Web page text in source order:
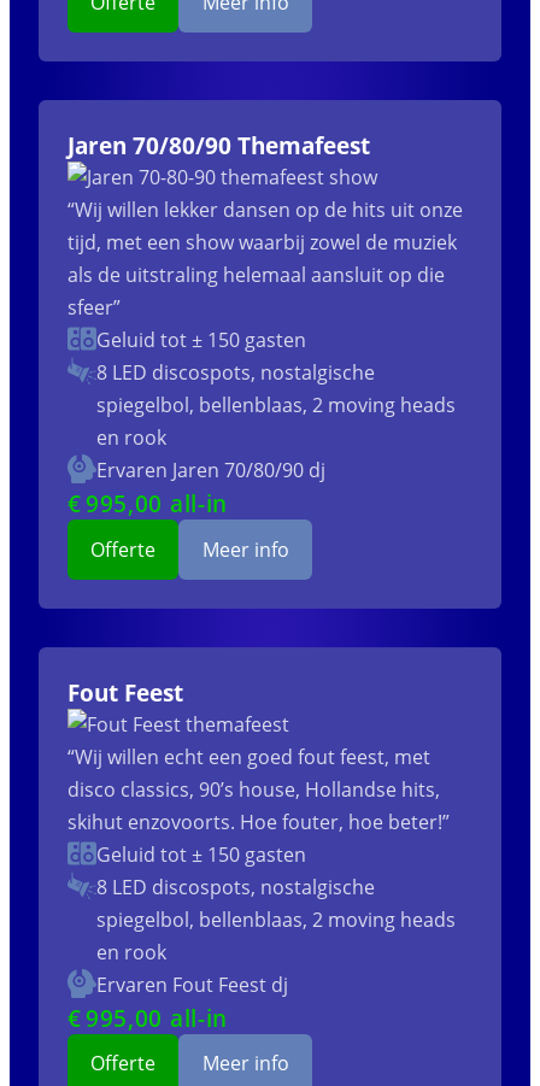
Jaren 70/80/90 Themafeest
“Wij willen lekker dansen op de hits uit onze
tijd, met een show waarbij zowel de muziek
als de uitstraling helemaal aansluit op die
sfeer”
Geluid tot ± 150 gasten
8 LED discospots, nostalgische
spiegelbol, bellenblaas, 2 moving heads
en rook
Ervaren Jaren 70/80/90 dj
€995,00 all-in
Offerte Meer info
Fout Feest
“Wij willen echt een goed fout feest, met
disco classics, 90’s house, Hollandse hits,
skihut enzovoorts. Hoe fouter, hoe beter!”
Geluid tot ± 150 gasten
8 LED discospots, nostalgische
spiegelbol, bellenblaas, 2 moving heads
en rook
Ervaren Fout Feest dj
€995,00 all-in
Offerte Meer info